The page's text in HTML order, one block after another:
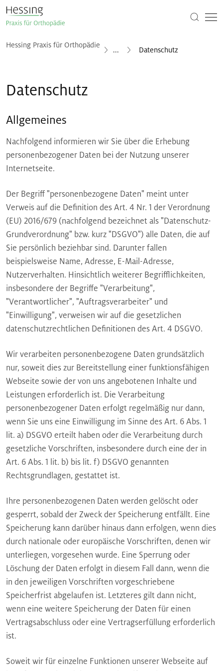
Hessing Praxis für Orthopädie
... Datenschutz
Datenschutz
Allgemeines
Nachfolgend informieren wir Sie über die Erhebung
personenbezogener Daten bei der Nutzung unserer
Internetseite.
Der Begriff "personenbezogene Daten" meint unter
Verweis auf die Definition des Art. 4 Nr. 1 der Verordnung
(EU) 2016/679 (nachfolgend bezeichnet als "Datenschutz-
Grundverordnung" bzw. kurz "DSGVO") alle Daten, die auf
Sie persönlich beziehbar sind. Darunter fallen
beispielsweise Name, Adresse, E-Mail-Adresse,
Nutzerverhalten. Hinsichtlich weiterer Begrifflichkeiten,
insbesondere der Begriffe "Verarbeitung",
"Verantwortlicher", "Auftragsverarbeiter" und
"Einwilligung", verweisen wir auf die gesetzlichen
datenschutzrechtlichen Definitionen des Art. 4 DSGVO.
Wir verarbeiten personenbezogene Daten grundsätzlich
nur, soweit dies zur Bereitstellung einer funktionsfähigen
Webseite sowie der von uns angebotenen Inhalte und
Leistungen erforderlich ist. Die Verarbeitung
personenbezogener Daten erfolgt regelmäßig nur dann,
wenn Sie uns eine Einwilligung im Sinne des Art. 6 Abs. 1
lit. a) DSGVO erteilt haben oder die Verarbeitung durch
gesetzliche Vorschriften, insbesondere durch eine der in
Art. 6 Abs. 1 lit. b) bis lit. f) DSGVO genannten
Rechtsgrundlagen, gestattet ist.
Ihre personenbezogenen Daten werden gelöscht oder
gesperrt, sobald der Zweck der Speicherung entfällt. Eine
Speicherung kann darüber hinaus dann erfolgen, wenn dies
durch nationale oder europäische Vorschriften, denen wir
unterliegen, vorgesehen wurde. Eine Sperrung oder
Löschung der Daten erfolgt in diesem Fall dann, wenn die
in den jeweiligen Vorschriften vorgeschriebene
Speicherfrist abgelaufen ist. Letzteres gilt dann nicht,
wenn eine weitere Speicherung der Daten für einen
Vertragsabschluss oder eine Vertragserfüllung erforderlich
ist.
Soweit wir für einzelne Funktionen unserer Webseite auf